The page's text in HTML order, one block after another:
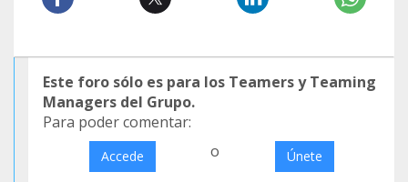
Este foro sólo es para los Teamers y Teaming
Managers del Grupo.
Para poder comentar:
Accede o Únete